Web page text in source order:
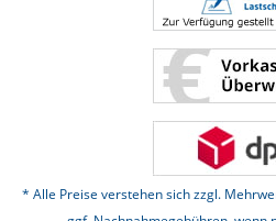
* Alle Preise verstehen sich zzgl.